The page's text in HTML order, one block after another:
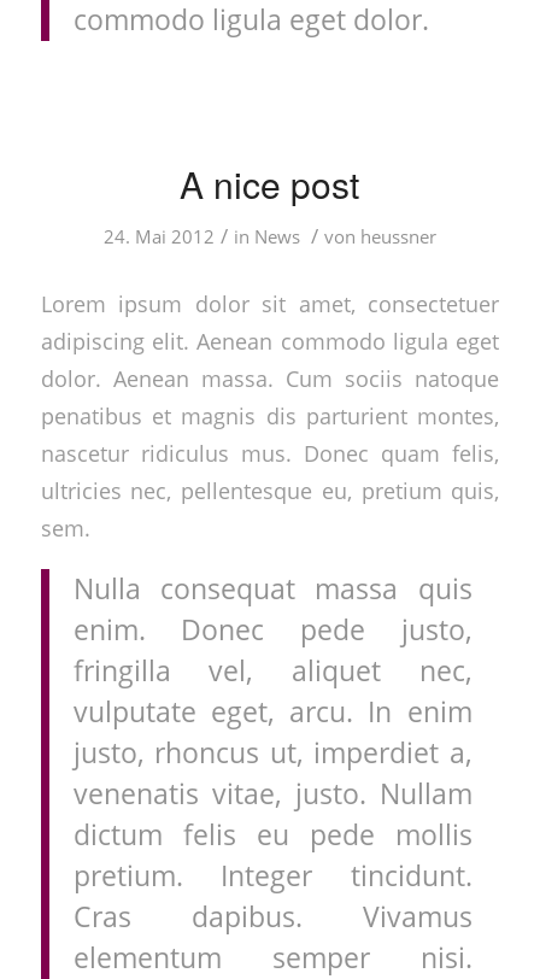
commodo ligula eget dolor.
A nice post
24. Mai 2012 / in News / von heussner
Lorem ipsum dolor sit amet, consectetuer
adipiscing elit. Aenean commodo ligula eget
dolor. Aenean massa. Cum sociis natoque
penatibus et magnis dis parturient montes,
nascetur ridiculus mus. Donec quam felis,
ultricies nec, pellentesque eu, pretium quis,
sem.
Nulla consequat massa quis
enim. Donec pede justo,
fringilla vel, aliquet nec,
vulputate eget, arcu. In enim
justo, rhoncus ut, imperdiet a,
venenatis vitae, justo. Nullam
dictum felis eu pede mollis
pretium. Integer tincidunt.
Cras dapibus. Vivamus
elementum semper nisi.